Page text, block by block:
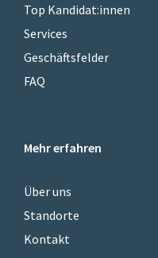
Top Kandidat:innen
Services
Geschäftsfelder
FAQ
Mehr erfahren
Über uns
Standorte
Kontakt